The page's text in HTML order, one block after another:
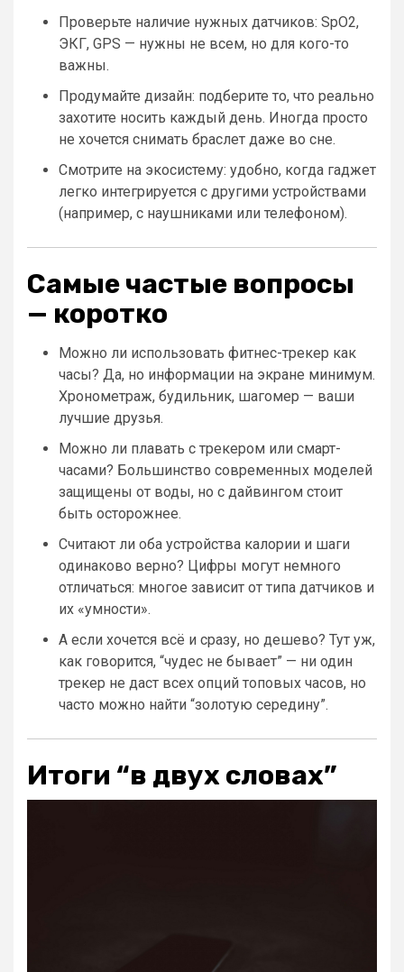
Проверьте наличие нужных датчиков: SpO2,
ЭКГ, GPS — нужны не всем, но для кого-то
важны.
Продумайте дизайн: подберите то, что реально
захотите носить каждый день. Иногда просто
не хочется снимать браслет даже во сне.
Смотрите на экосистему: удобно, когда гаджет
легко интегрируется с другими устройствами
(например, с наушниками или телефоном).
Самые частые вопросы
— коротко
Можно ли использовать фитнес-трекер как
часы? Да, но информации на экране минимум.
Хронометраж, будильник, шагомер — ваши
лучшие друзья.
Можно ли плавать с трекером или смарт-
часами? Большинство современных моделей
защищены от воды, но с дайвингом стоит
быть осторожнее.
Считают ли оба устройства калории и шаги
одинаково верно? Цифры могут немного
отличаться: многое зависит от типа датчиков и
их «умности».
А если хочется всё и сразу, но дешево? Тут уж,
как говорится, “чудес не бывает” — ни один
трекер не даст всех опций топовых часов, но
часто можно найти “золотую середину”.
Итоги “в двух словах”